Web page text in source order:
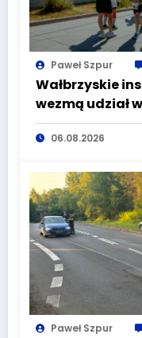
Paweł Szpur
Wałbrzyskie
wezmą udział
Półmaraton
06.08.2026
Paweł Szpur